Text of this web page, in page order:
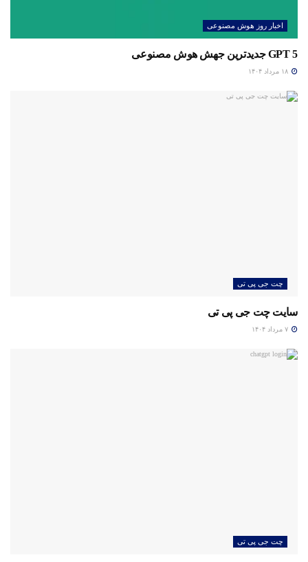
اخبار روز هوش مصنوعی
GPT 5 جدیدترین جهش هوش مصنوعی
چت جی پی تی
سایت چت جی پی تی
چت جی پی تی